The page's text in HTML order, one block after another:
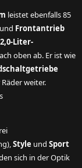
leistet ebenfalls 85
und Frontantrieb
2,0-Liter-
oben ab. Er ist wie
weiter.
Style und Sport
sich in der Optik